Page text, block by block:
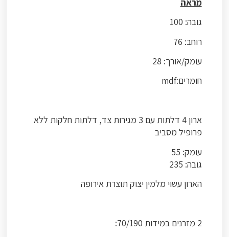
גובה: 100
רוחב: 76
עומק/אורך: 28
חומרים:mdf
ארון 4 דלתות עם 3 מגירות צד, דלתות חלקות ללא
פרופיל מסביב
עומק: 55
גובה: 235
הארון עשוי מלמין יצוק תוצרת אירופה
2 מזרנים במידות 70/190: